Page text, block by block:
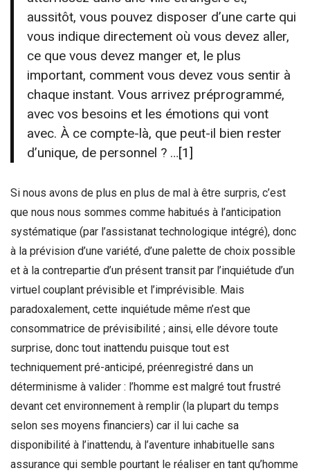
aussitôt, vous pouvez disposer d’une carte qui
vous indique directement où vous devez aller,
ce que vous devez manger et, le plus
important, comment vous devez vous sentir à
chaque instant. Vous arrivez préprogrammé,
avec vos besoins et les émotions qui vont
avec. À ce compte-là, que peut-il bien rester
d’unique, de personnel ? …[1]
Si nous avons de plus en plus de mal à être surpris, c’est
que nous nous sommes comme habitués à l’anticipation
systématique (par l’assistanat technologique intégré), donc
à la prévision d’une variété, d’une palette de choix possible
et à la contrepartie d’un présent transit par l’inquiétude d’un
virtuel couplant prévisible et l’imprévisible. Mais
paradoxalement, cette inquiétude même n’est que
consommatrice de prévisibilité ; ainsi, elle dévore toute
surprise, donc tout inattendu puisque tout est
techniquement pré-anticipé, préenregistré dans un
déterminisme à valider : l’homme est malgré tout frustré
devant cet environnement à remplir (la plupart du temps
selon ses moyens financiers) car il lui cache sa
disponibilité à l’inattendu, à l’aventure inhabituelle sans
assurance qui semble pourtant le réaliser en tant qu’homme